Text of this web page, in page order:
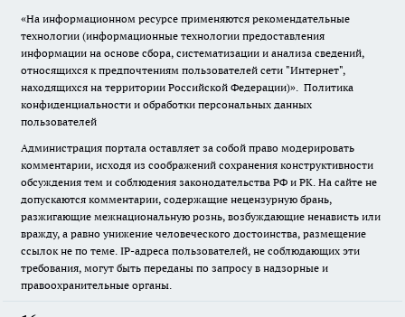
«На информационном ресурсе применяются рекомендательные
технологии (информационные технологии предоставления
информации на основе сбора, систематизации и анализа сведений,
относящихся к предпочтениям пользователей сети "Интернет",
находящихся на территории Российской Федерации)». Политика
конфиденциальности и обработки персональных данных
пользователей
Администрация портала оставляет за собой право модерировать
комментарии, исходя из соображений сохранения конструктивности
обсуждения тем и соблюдения законодательства РФ и РК. На сайте не
допускаются комментарии, содержащие нецензурную брань,
разжигающие межнациональную рознь, возбуждающие ненависть или
вражду, а равно унижение человеческого достоинства, размещение
ссылок не по теме. IP-адреса пользователей, не соблюдающих эти
требования, могут быть переданы по запросу в надзорные и
правоохранительные органы.